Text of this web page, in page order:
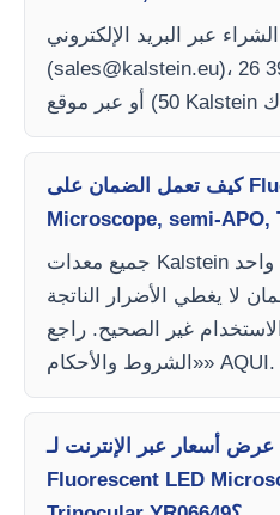
عبر البريد الإلكتروني
(sales@kalstein.eu)، الهاتف (+33 (0) 1 70 39 26
كيف تعمل الضمان على Fluorescent LED
جميع معدات Kalstein تأتي بضمان لمدة عام واحد
لا يغطي الأضرار الناتجة
غير الصحيح. راجع
«الشروط والأحكام» AQUI.
أسعار عبر الإنترنت لـ
Fluorescent LED